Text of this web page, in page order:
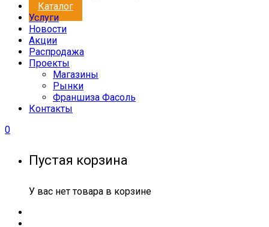
Каталог
Услуги
Новости
Акции
Распродажа
Проекты
Магазины
Рынки
Франшиза Фасоль
Контакты
0
Пустая корзина
У вас нет товара в корзине